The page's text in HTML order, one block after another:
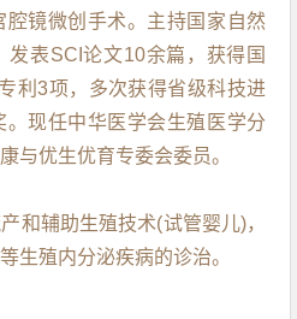
腔镜微创手术。主持国家自然
发表SCI论文10余篇，获得国
利3项，多次获得省级科技进
现任中华医学会生殖医学分
与优生优育专委会委员。
和辅助生殖技术(试管婴儿)，
生殖内分泌疾病的诊治。